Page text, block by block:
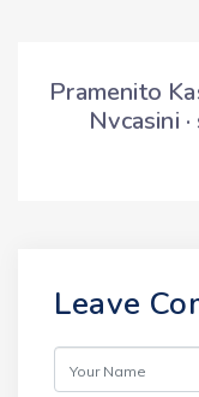
Pramenito
Nvcasini
Leave